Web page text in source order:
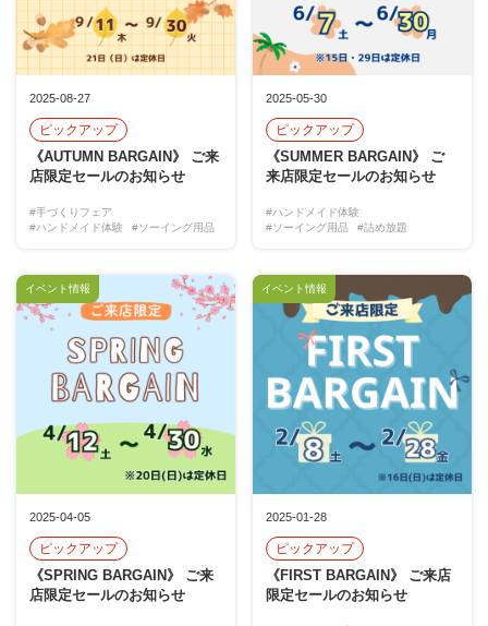
2025-08-27
ピックアップ
《AUTUMN BARGAIN》 ご来
店限定セールのお知らせ
#手づくりフェア
#ハンドメイド体験
#ソーイング用品
2025-05-30
ピックアップ
《SUMMER BARGAIN》 ご
来店限定セールのお知らせ
#ハンドメイド体験
#ソーイング用品
#詰め放題
2025-04-05
ピックアップ
《SPRING BARGAIN》 ご来
店限定セールのお知らせ
イベント情報
2025-01-28
ピックアップ
《FIRST BARGAIN》 ご来店
限定セールのお知らせ
イベント情報